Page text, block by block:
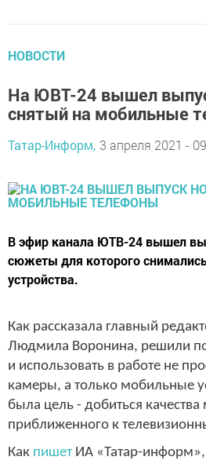
НОВОСТИ
На ЮВТ-24 вышел
снятый на мобильные
Татар-Информ, 3 апреля 2021 -
​​​​​​​В эфир канала ЮТВ-24 вышел
сюжеты для которого
устройства.
Как рассказала главный
Людмила Воронина, решили
и использовать в работе не
камеры, а только мобильные
была цель - добиться качества
приближенного к
Как пишетИА «Татар-